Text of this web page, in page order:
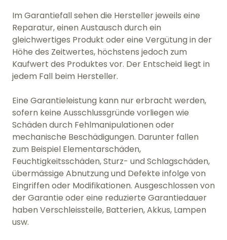
Im Garantiefall sehen die Hersteller jeweils eine
Reparatur, einen Austausch durch ein
gleichwertiges Produkt oder eine Vergütung in der
Höhe des Zeitwertes, höchstens jedoch zum
Kaufwert des Produktes vor. Der Entscheid liegt in
jedem Fall beim Hersteller.
Eine Garantieleistung kann nur erbracht werden,
sofern keine Ausschlussgründe vorliegen wie
Schäden durch Fehlmanipulationen oder
mechanische Beschädigungen. Darunter fallen
zum Beispiel Elementarschäden,
Feuchtigkeitsschäden, Sturz- und Schlagschäden,
übermässige Abnutzung und Defekte infolge von
Eingriffen oder Modifikationen. Ausgeschlossen von
der Garantie oder eine reduzierte Garantiedauer
haben Verschleissteile, Batterien, Akkus, Lampen
usw.